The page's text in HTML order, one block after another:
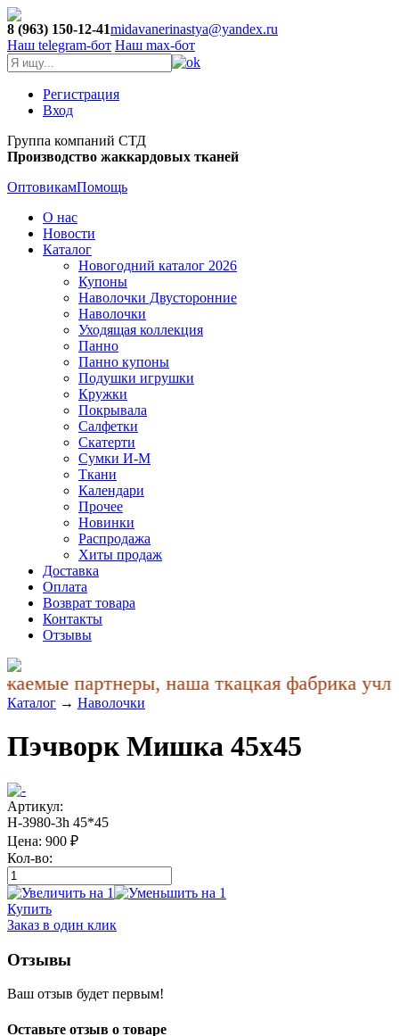
8 (963) 150-12-41midavanerinastya@yandex.ru
Наш telegram-бот Наш max-бот
Регистрация
Вход
Группа компаний СТД
Производство жаккардовых тканей
ОптовикамПомощь
О нас
Новости
Каталог
Новогодний каталог 2026
Купоны
Наволочки Двусторонние
Наволочки
Уходящая коллекция
Панно
Панно купоны
Подушки игрушки
Кружки
Покрывала
Салфетки
Скатерти
Сумки И-М
Ткани
Календари
Прочее
Новинки
Распродажа
Хиты продаж
Доставка
Оплата
Возврат товара
Контакты
Отзывы
партнеры, наша ткацкая фабрика учла
Каталог → Наволочки
Пэчворк Мишка 45x45
Артикул:
Н-3980-3h 45*45
Цена: 900 ₽
Кол-во:
Купить
Заказ в один клик
Отзывы
Ваш отзыв будет первым!
Оставьте отзыв о товаре